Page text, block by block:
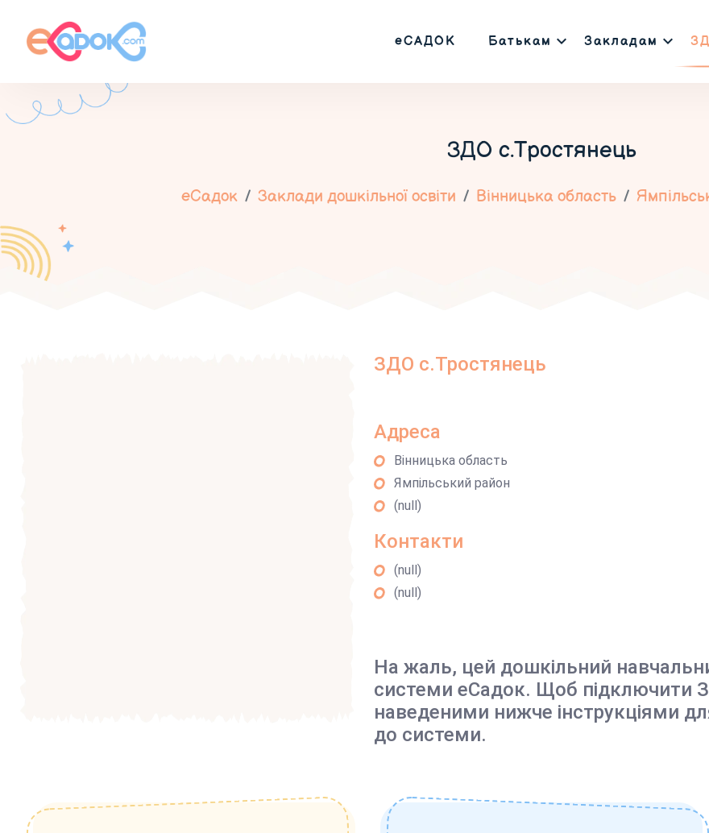
еСАДОК Батькам Закладам
ЗДО с.Тростянець
еСадок Заклади дошкільної освіти Вінницька область
ЗДО с.Тростянець
Адреса
Вінницька область
Ямпільський район
(null)
Контакти
(null)
(null)
На жаль, цей дошкільний
системи еСадок. Щоб підключити
наведеними нижче інструкціями
до системи.